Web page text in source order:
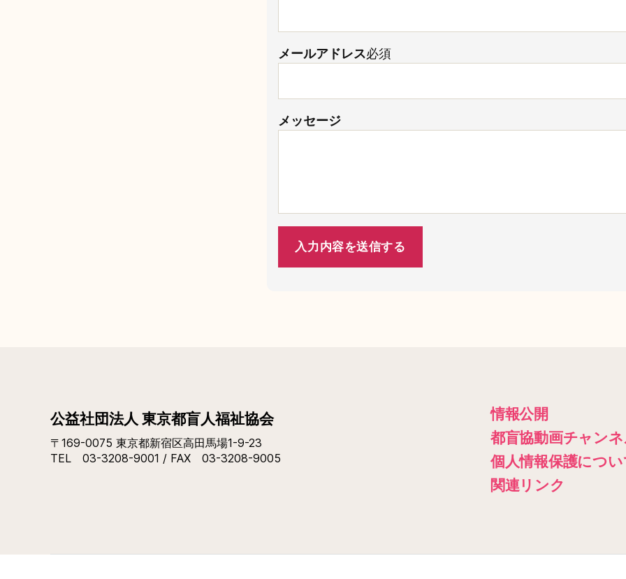
メールアドレス必須
メッセージ
公益社団法人 東京都盲人福祉協会
〒169-0075 東京都新宿区高田馬場1-9-23
TEL 03-3208-9001 / FAX 03-3208-9005
情報公開
都盲協動画チャン
個人情報保護につ
関連リンク